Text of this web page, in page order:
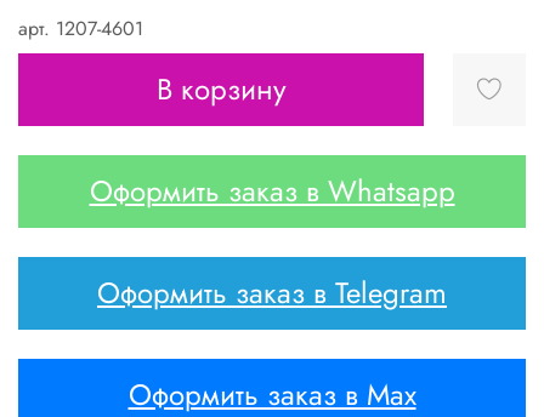
арт. 1207-4601
В корзину
Оформить заказ в Whatsapp
Оформить заказ в Telegram
Оформить заказ в Max